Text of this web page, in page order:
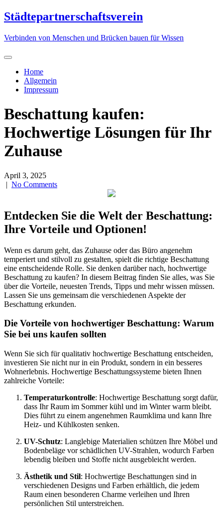
Skip
to
Städtepartnerschaftsverein
Verbinden von Menschen und Brücken bauen für Wissen
Home
Allgemein
Impressum
Beschattung kaufen:
Hochwertige Lösungen für Ihr
Zuhause
April 3, 2025
| No Comments
Entdecken Sie die Welt der Beschattung:
Ihre Vorteile und Optionen!
Wenn es darum geht, das Zuhause oder das Büro angenehm
temperiert und stilvoll zu gestalten, spielt die richtige Beschattung
eine entscheidende Rolle. Sie denken darüber nach, hochwertige
Beschattung zu kaufen? In diesem Beitrag finden Sie alles, was Sie
über die Vorteile, neuesten Trends, Tipps und mehr wissen müssen.
Lassen Sie uns gemeinsam die verschiedenen Aspekte der
Beschattung erkunden.
Die Vorteile von hochwertiger Beschattung: Warum
Sie bei uns kaufen sollten
Wenn Sie sich für qualitativ hochwertige Beschattung entscheiden,
investieren Sie nicht nur in ein Produkt, sondern in ein besseres
Wohnerlebnis. Hochwertige Beschattungssysteme bieten Ihnen
zahlreiche Vorteile:
Temperaturkontrolle: Hochwertige Beschattung sorgt dafür,
dass Ihr Raum im Sommer kühl und im Winter warm bleibt.
Dies führt zu einem angenehmen Raumklima und kann Ihre
Heiz- und Kühlkosten senken.
UV-Schutz: Langlebige Materialien schützen Ihre Möbel und
Bodenbeläge vor schädlichen UV-Strahlen, wodurch Farben
lebendig bleiben und Stoffe nicht ausgebleicht werden.
Ästhetik und Stil: Hochwertige Beschattungen sind in
verschiedenen Designs und Farben erhältlich, die jedem
Raum einen besonderen Charme verleihen und Ihren
persönlichen Stil unterstreichen.